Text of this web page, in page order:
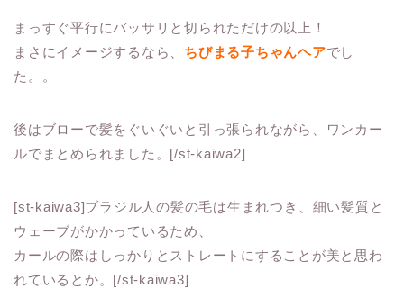
まっすぐ平行にバッサリと切られただけの以上！
まさにイメージするなら、 ちびまる子ちゃんヘアでし
た。。
後はブローで髪をぐいぐいと引っ張られながら、ワンカー
ルでまとめられました。[/st-kaiwa2]
[st-kaiwa3]ブラジル人の髪の毛は生まれつき、細い髪質と
ウェーブがかかっているため、
カールの際はしっかりとストレートにすることが美と思わ
れているとか。[/st-kaiwa3]